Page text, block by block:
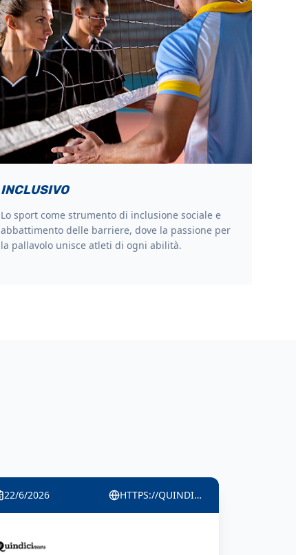
INCLUSIVO
Lo sport come strumento di inclusione sociale e
abbattimento delle barriere, dove la passione per
la pallavolo unisce atleti di ogni abilità.
22/6/2026 HTTPS://WWW.VIVERECOLOGNO.IT